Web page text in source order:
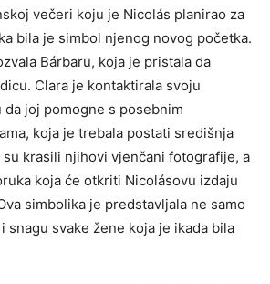
večeri koju je Nicolás planirao za
bila je simbol njenog novog početka.
Bárbaru, koja je pristala da
Clara je kontaktirala svoju
joj pomogne s posebnim
koja je trebala postati središnja
krasili njihovi vjenčani fotografije, a
koja će otkriti Nicolásovu izdaju
simbolika je predstavljala ne samo
snagu svake žene koja je ikada bila